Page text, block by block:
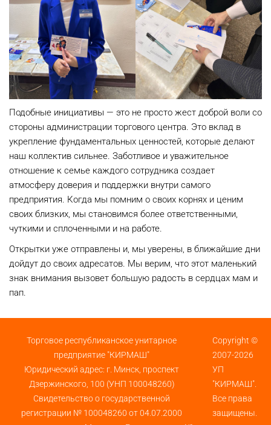
Подобные инициативы — это не просто жест доброй воли со
стороны администрации торгового центра. Это вклад в
укрепление фундаментальных ценностей, которые делают
наш коллектив сильнее. Заботливое и уважительное
отношение к семье каждого сотрудника создает
атмосферу доверия и поддержки внутри самого
предприятия. Когда мы помним о своих корнях и ценим
своих близких, мы становимся более ответственными,
чуткими и сплоченными и на работе.
Открытки уже отправлены и, мы уверены, в ближайшие дни
дойдут до своих адресатов. Мы верим, что этот маленький
знак внимания вызовет большую радость в сердцах мам и
пап.
Торговое республиканское унитарное
предприятие "КИРМАШ"
Юридический адрес: г. Минск, проспект
Дзержинского, 100 (УНП 100048260)
Свидетельство о государственной
регистрации № 100048260 от 04.07.2000
Copyright ©
2007-2026
УП
"КИРМАШ".
Все права
защищены.